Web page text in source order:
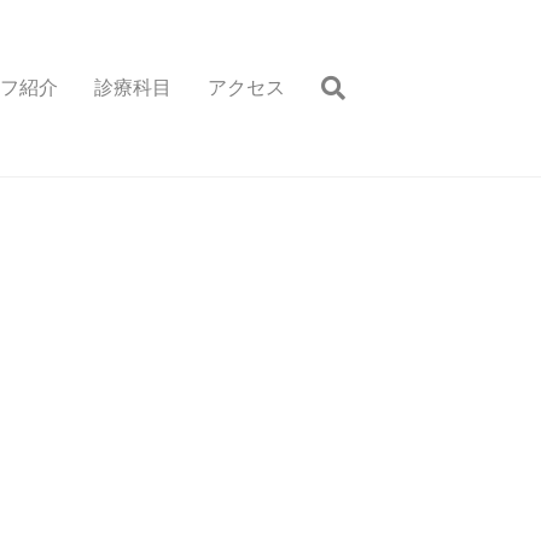
紹介 診療科目 アクセス